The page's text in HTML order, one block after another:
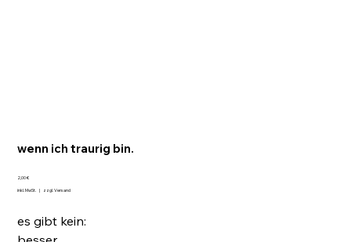
wenn ich traurig bin.
Preis
2,00 €
inkl. MwSt. | zzgl. Versand
es gibt kein: